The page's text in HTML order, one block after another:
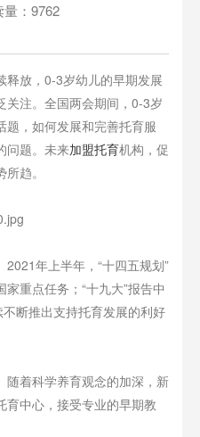
量：9762
释放，0-3岁幼儿的早期发展
关注。全国两会期间，0-3岁
题，如何发展和完善托育服
问题。未来加盟托育机构，促
趋。
年上半年，“十四五规划”
重点任务；“十九大”报告中
断推出支持托育发展的利好
随着科学养育观念的加深，新
育中心，接受专业的早期教